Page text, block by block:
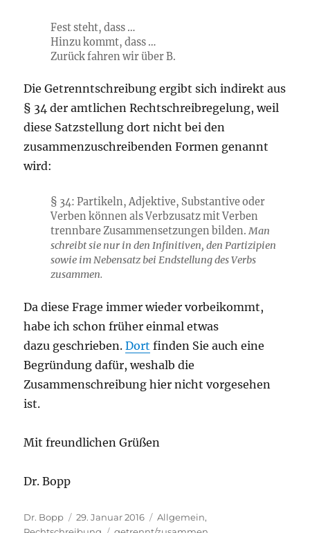
Fest steht, dass …
Hinzu kommt, dass …
Zurück fahren wir über B.
Die Getrenntschreibung ergibt sich indirekt aus
§ 34 der amtlichen Rechtschreibregelung, weil
diese Satzstellung dort nicht bei den
zusammenzuschreibenden Formen genannt
wird:
§ 34: Partikeln, Adjektive, Substantive oder
Verben können als Verbzusatz mit Verben
trennbare Zusammensetzungen bilden.Man
schreibt sie nur in den Infinitiven, den Partizipien
sowie im Nebensatz bei Endstellung des Verbs
zusammen.
Da diese Frage immer wieder vorbeikommt,
habe ich schon früher einmal etwas
dazu geschrieben.Dort finden Sie auch eine
Begründung dafür, weshalb die
Zusammenschreibung hier nicht vorgesehen
ist.
Mit freundlichen Grüßen
Dr. Bopp
Autor
Dr. Bopp
Veröffentlicht
am
29. Januar 2016 Kategorien
Allgemein,
Schlagwörter